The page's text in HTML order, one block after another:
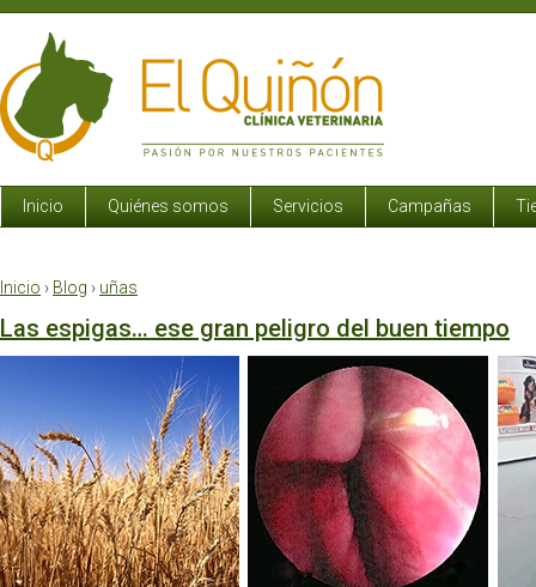
Inicio Quiénes somos Servicios Campañas
Inicio › Blog › uñas
Las espigas… ese gran peligro del buen tiempo